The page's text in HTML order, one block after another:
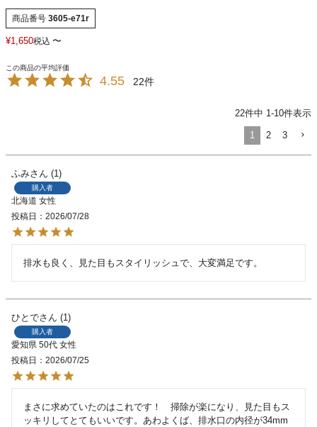
商品番号 3605-e71r
¥1,650税込 〜
4.55 22
22件中 1-10件表示
1 2 3
ふみ 1
購入者
北海道 女性
投稿日
2026/07/28
排水も良く、見た目もスタイリッシュで、大変満足です。
ひとで 1
購入者
愛知県 50代 女性
投稿日
2026/07/25
まさに求めていたのはこれです！　掃除が楽になり、見た目もス
ッキリしてとてもいいです。あわよくば、排水口の内径が34mm